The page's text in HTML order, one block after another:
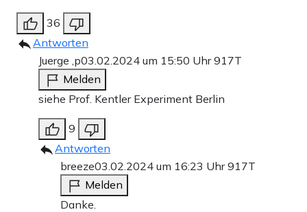
36
Antworten
Juerge ,p03.02.2024 um 15:50 Uhr917T
Melden
siehe Prof. Kentler Experiment Berlin
9
Antworten
breeze03.02.2024 um 16:23 Uhr917T
Melden
Danke.